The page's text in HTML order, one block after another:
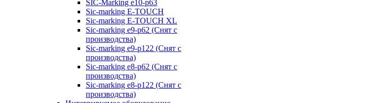
SIC-Marking e10-p63
Sic-marking E-TOUCH
Sic-marking E-TOUCH XL
Sic-marking e9-p62 (Снят с
производства)
Sic-marking e9-p122 (Снят с
производства)
Sic-marking e8-p62 (Снят с
производства)
Sic-marking e8-p122 (Снят с
производства)